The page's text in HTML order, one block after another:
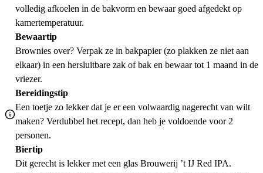
volledig afkoelen in de bakvorm en bewaar goed afgedekt op
kamertemperatuur.
Bewaartip
Brownies over? Verpak ze in bakpapier (zo plakken ze niet aan
elkaar) in een hersluitbare zak of bak en bewaar tot 1 maand in de
vriezer.
Bereidingstip
Een toetje zo lekker dat je er een volwaardig nagerecht van wilt
maken? Verdubbel het recept, dan heb je voldoende voor 2
personen.
Biertip
Dit gerecht is lekker met een glas Brouwerij ’t IJ Red IPA.